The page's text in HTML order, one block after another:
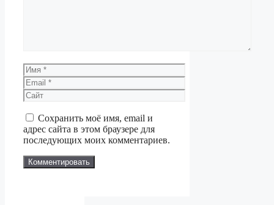
Имя
Email
Сайт
Сохранить моё имя, email и
адрес сайта в этом браузере для
последующих моих комментариев.